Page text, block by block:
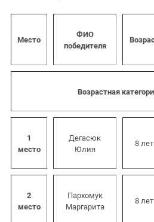
Место
ФИО
победителя
Возрастная
1
место
Дегасюк
Юлия
8 лет
2
место
Пархомук
Маргарита
8 лет